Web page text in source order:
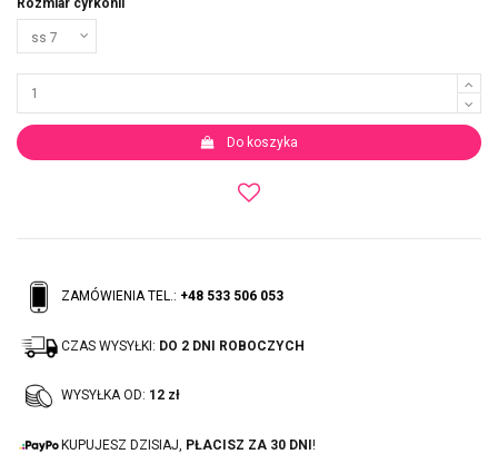
Do koszyka
ZAMÓWIENIA TEL.: +48 533 506 053
CZAS WYSYŁKI: DO 2 DNI ROBOCZYCH
WYSYŁKA OD: 12 zł
KUPUJESZ DZISIAJ, PŁACISZ ZA 30 DNI !